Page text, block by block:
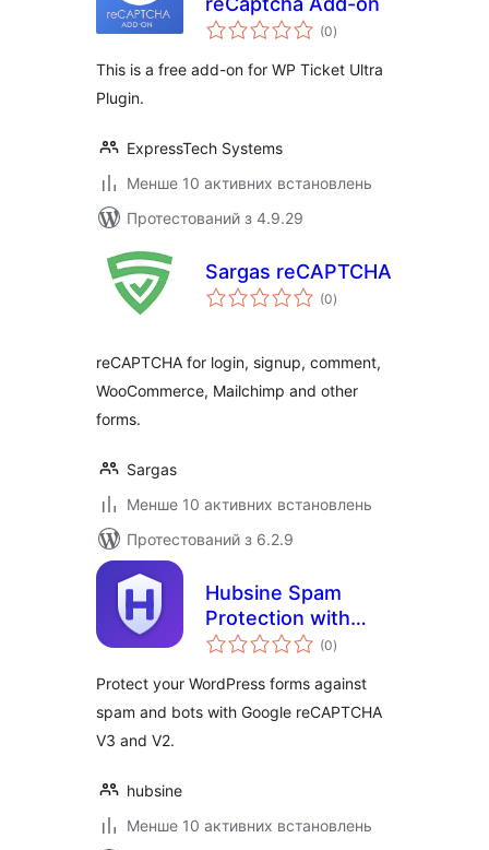
(0загальний
рейтинг
)
This is a free add-on for WP Ticket Ultra
Plugin.
ExpressTech Systems
Менше 10 активних встановлень
Протестований з 4.9.29
Sargas reCAPTCHA
(0загальний
рейтинг
)
reCAPTCHA for login, signup, comment,
WooCommerce, Mailchimp and other
forms.
Sargas
Менше 10 активних встановлень
Протестований з 6.2.9
Hubsine Spam
Protection with
Fallback for (0загальний
рейтинг
)
Protect your WordPress forms against
spam and bots with Google reCAPTCHA
V3 and V2.
hubsine
Менше 10 активних встановлень